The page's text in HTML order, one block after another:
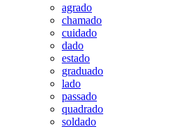
agrado
chamado
cuidado
dado
estado
graduado
lado
passado
quadrado
soldado